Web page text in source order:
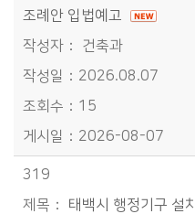
조례안 입법예고
건축과
2026.08.07
15
2026-08-07
319
태백시 행정기구 설